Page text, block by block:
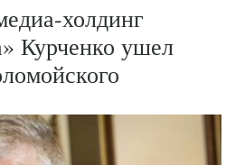
холдинг
Курченко ушел